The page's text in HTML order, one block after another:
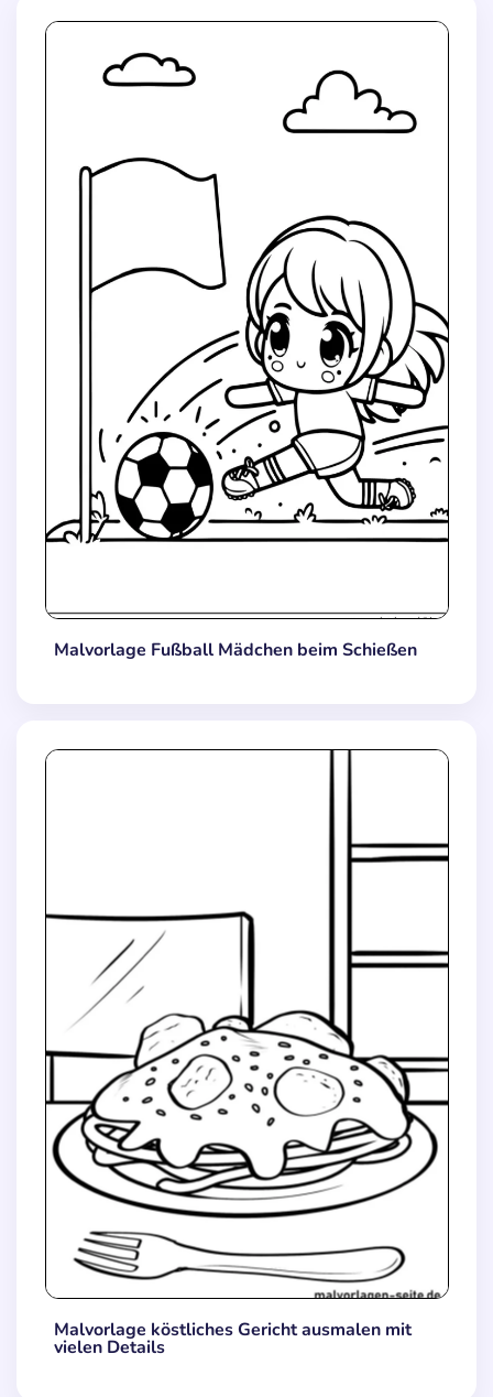
Malvorlage Fußball Mädchen beim Schießen
Malvorlage köstliches Gericht ausmalen mit
vielen Details